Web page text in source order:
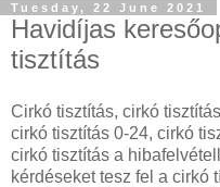
Tuesday, 22 June 2021
Havidíjas
tisztítás
Cirkó tisztítás, cirkó
cirkó tisztítás 0-24, cirkó
cirkó tisztítás a
kérdéseket tesz fel a cirkó